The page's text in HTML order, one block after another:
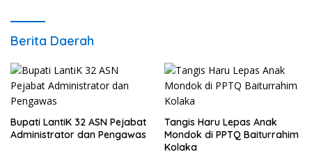
Berita Daerah
Bupati LantiK 32 ASN Pejabat
Administrator dan Pengawas
Tangis Haru Lepas Anak
Mondok di PPTQ Baiturrahim
Kolaka